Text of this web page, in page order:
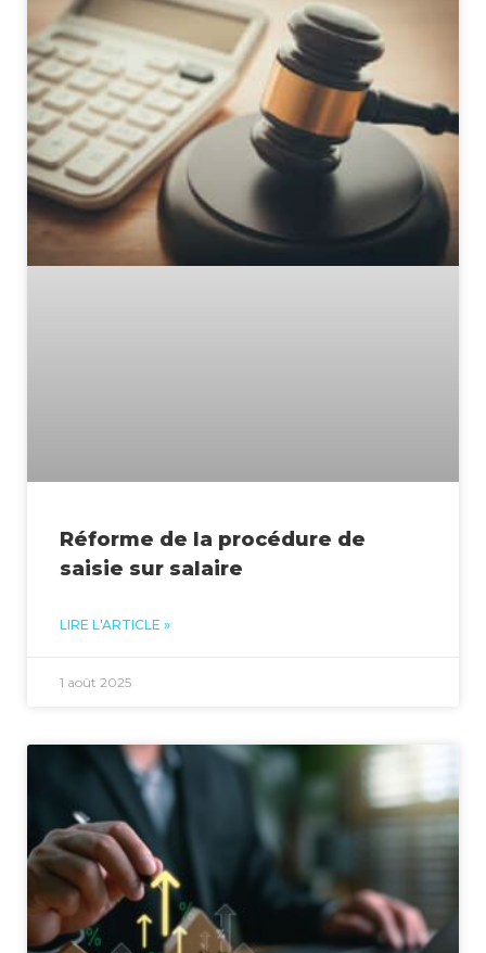
Réforme de la procédure de
saisie sur salaire
LIRE L'ARTICLE »
1 août 2025